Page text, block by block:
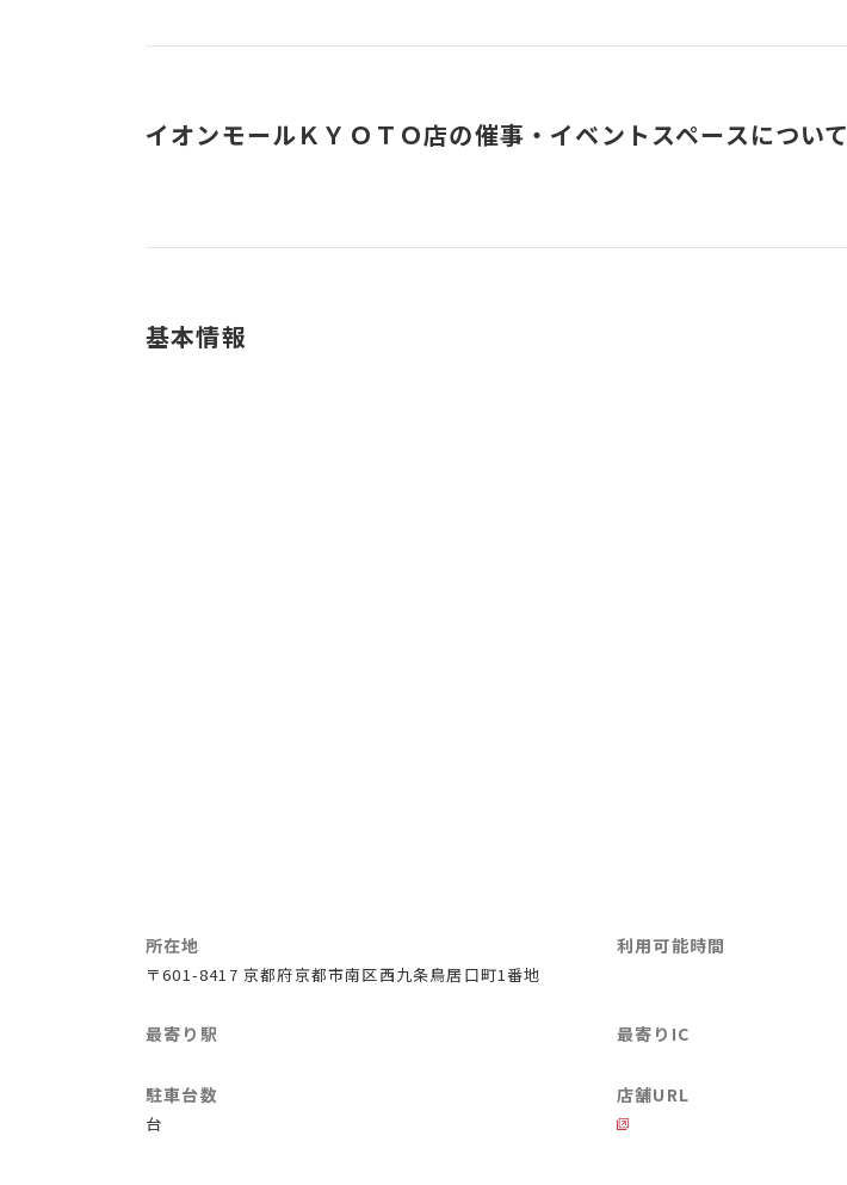
イオンモールＫＹＯＴＯ店の催事・イベントスペースについて
基本情報
所在地
〒601-8417 京都府京都市南区西九条鳥居口町1番地
利用可能時間
最寄り駅 最寄りIC
駐車台数
台
店舗URL